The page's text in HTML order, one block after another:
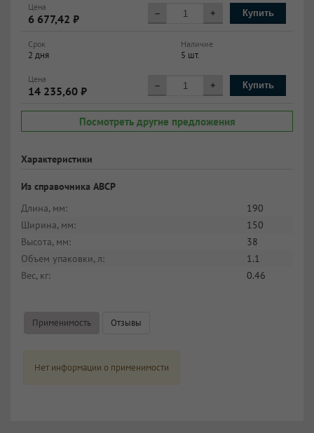
Цена
6 677,42 ₽ – + Купить
Срок
2 дня
Наличие
5 шт.
Цена
14 235,60 ₽ – + Купить
Посмотреть другие предложения
Характеристики
Из справочника ABCP
Длина, мм:
190
Ширина, мм:
150
Высота, мм:
38
Объем упаковки, л:
1.1
Вес, кг:
0.46
Применимость Отзывы
Нет информации о применимости